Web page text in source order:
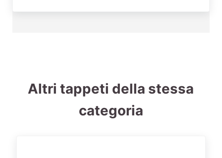
Altri tappeti della stessa
categoria